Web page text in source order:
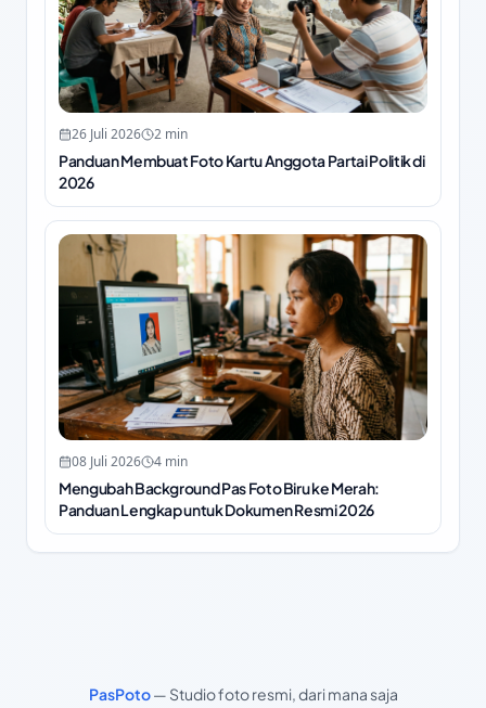
26 Juli 2026 2 min
Panduan Membuat Foto Kartu Anggota Partai Politik di
2026
08 Juli 2026 4 min
Mengubah Background Pas Foto Biru ke Merah:
Panduan Lengkap untuk Dokumen Resmi 2026
PasPoto— Studio foto resmi, dari mana saja